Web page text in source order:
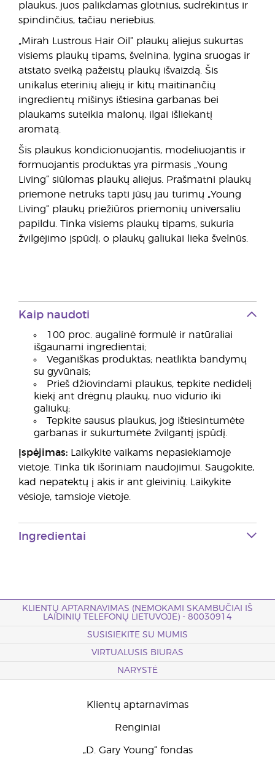
plaukus, juos palikdamas glotnius, sudrėkintus ir
spindinčius, tačiau neriebius.
„Mirah Lustrous Hair Oil“ plaukų aliejus sukurtas
visiems plaukų tipams, švelnina, lygina sruogas ir
atstato sveiką pažeistų plaukų išvaizdą. Šis
unikalus eterinių aliejų ir kitų maitinančių
ingredientų mišinys ištiesina garbanas bei
plaukams suteikia malonų, ilgai išliekantį
aromatą.
Šis plaukus kondicionuojantis, modeliuojantis ir
formuojantis produktas yra pirmasis „Young
Living“ siūlomas plaukų aliejus. Prašmatni plaukų
priemonė netruks tapti jūsų jau turimų „Young
Living“ plaukų priežiūros priemonių universaliu
papildu. Tinka visiems plaukų tipams, sukuria
žvilgėjimo įspūdį, o plaukų galiukai lieka švelnūs.
Kaip naudoti
100 proc. augalinė formulė ir natūraliai
išgaunami ingredientai;
Veganiškas produktas; neatlikta bandymų
su gyvūnais;
Prieš džiovindami plaukus, tepkite nedidelį
kiekį ant drėgnų plaukų, nuo vidurio iki
galiukų;
Tepkite sausus plaukus, jog ištiesintumėte
garbanas ir sukurtumėte žvilgantį įspūdį.
Įspėjimas:
Laikykite vaikams nepasiekiamoje
vietoje. Tinka tik išoriniam naudojimui. Saugokite,
kad nepatektų į akis ir ant gleivinių. Laikykite
vėsioje, tamsioje vietoje.
Ingredientai
KLIENTŲ APTARNAVIMAS (NEMOKAMI SKAMBUČIAI IŠ
LAIDINIŲ TELEFONŲ LIETUVOJE) - 80030914
SUSISIEKITE SU MUMIS
VIRTUALUSIS BIURAS
NARYSTĖ
Klientų aptarnavimas
Renginiai
„D. Gary Young“ fondas